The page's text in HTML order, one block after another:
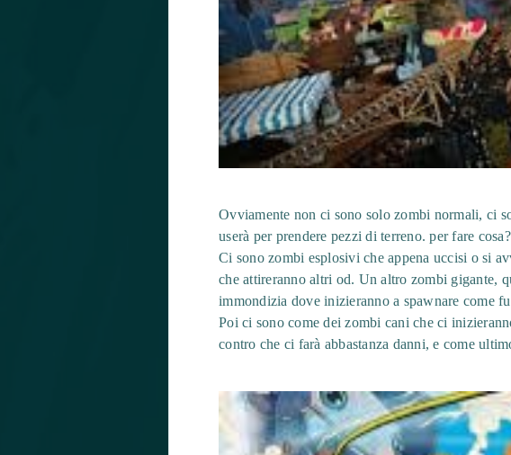
Ovviamente non ci sono solo zombi normali, ci
userà per prendere pezzi di terreno. per fare
Ci sono zombi esplosivi che appena uccisi o si
che attireranno altri od. Un altro zombi gigante,
immondizia dove inizieranno a spawnare come
Poi ci sono come dei zombi cani che ci
contro che ci farà abbastanza danni, e come